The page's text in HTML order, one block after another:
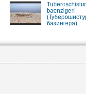
baenzigeri
базингера)